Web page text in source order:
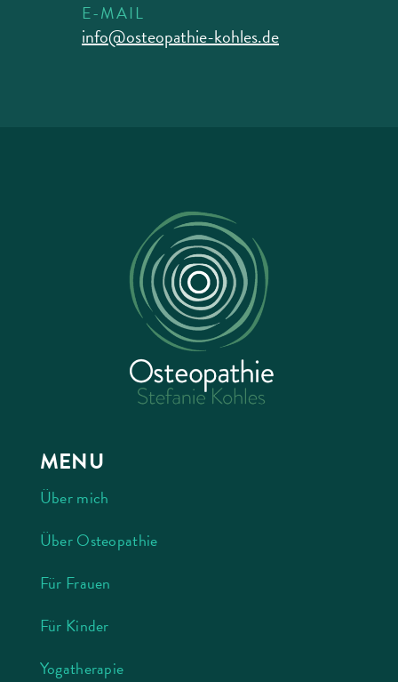
E-MAIL
info@osteopathie-kohles.de
MENU
Über mich
Über Osteopathie
Für Frauen
Für Kinder
Yogatherapie